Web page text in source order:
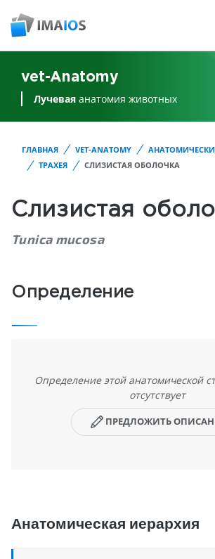
vet-Anatomy
Лучевая анатомия животных
ГЛАВНАЯ VET-ANATOMY
ТРАХЕЯ
СЛИЗИСТАЯ ОБОЛОЧКА
Слизистая
Tunica mucosa
Определение
Определение этой анатомической
отсутствует
ПРЕДЛОЖИТЬ
Анатомическая иерархия